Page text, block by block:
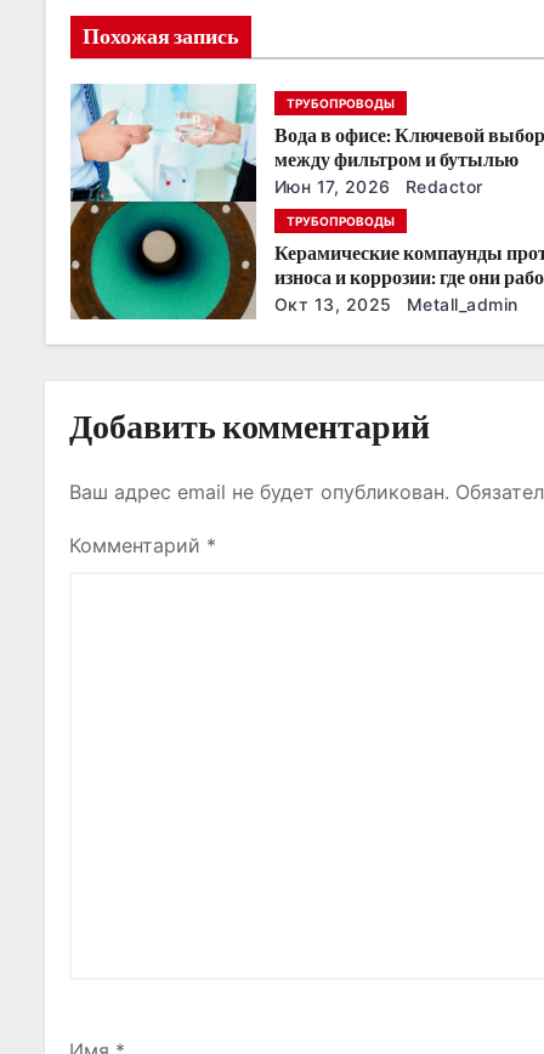
и
я
п
о
з
а
п
с
я
м
Похожая запись
ТРУБОПРОВОДЫ
Вода в офисе: Ключевой выбор
между фильтром и бутылью
Июн 17, 2026 Redactor
ТРУБОПРОВОДЫ
Керамические компаунды
износа и коррозии: где они
эффективнее всего
Окт 13, 2025 Metall_admin
Добавить комментарий
Ваш адрес email не будет опубликован.
Комментарий *